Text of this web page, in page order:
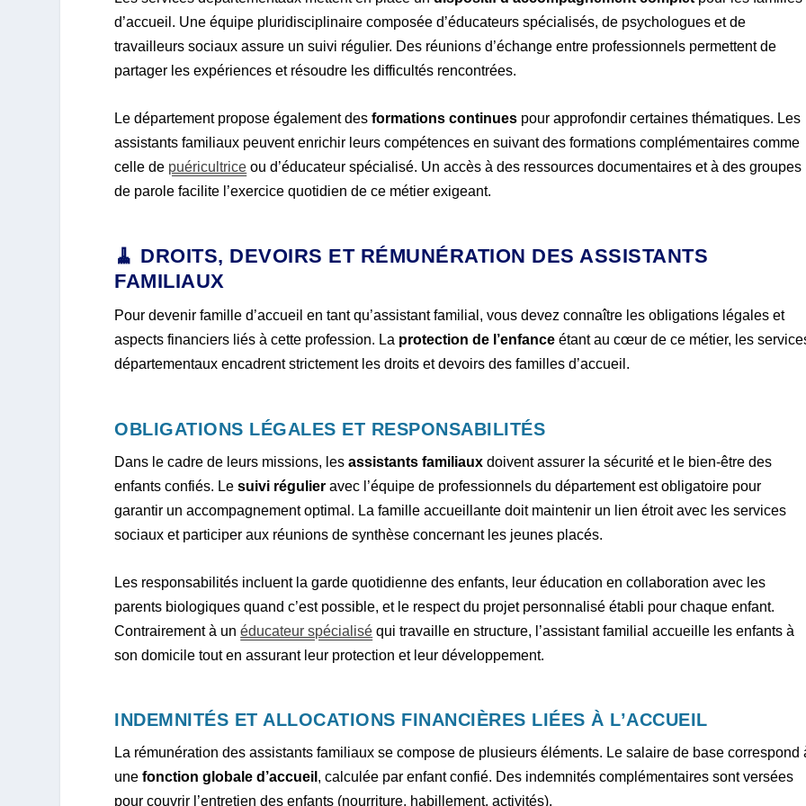
d’accueil. Une équipe pluridisciplinaire composée d’éducateurs spécialisés, de psychologues et de
travailleurs sociaux assure un suivi régulier. Des réunions d’échange entre professionnels permettent de
partager les expériences et résoudre les difficultés rencontrées.
Le département propose également desformations continues pour approfondir certaines thématiques. Les
assistants familiaux peuvent enrichir leurs compétences en suivant des formations complémentaires comme
celle de puéricultrice ou d’éducateur spécialisé. Un accès à des ressources documentaires et à des groupes
de parole facilite l’exercice quotidien de ce métier exigeant.
🧹 DROITS, DEVOIRS ET RÉMUNÉRATION DES ASSISTANTS
FAMILIAUX
Pour devenir famille d’accueil en tant qu’assistant familial, vous devez connaître les obligations légales et
aspects financiers liés à cette profession. La protection de l’enfance étant au cœur de ce métier, les
départementaux encadrent strictement les droits et devoirs des familles d’accueil.
OBLIGATIONS LÉGALES ET RESPONSABILITÉS
Dans le cadre de leurs missions, lesassistants familiaux doivent assurer la sécurité et le bien-être des
enfants confiés. Lesuivi régulier avec l’équipe de professionnels du département est obligatoire pour
garantir un accompagnement optimal. La famille accueillante doit maintenir un lien étroit avec les services
sociaux et participer aux réunions de synthèse concernant les jeunes placés.
Les responsabilités incluent la garde quotidienne des enfants, leur éducation en collaboration avec les
parents biologiques quand c’est possible, et le respect du projet personnalisé établi pour chaque enfant.
Contrairement à unéducateur spécialisé qui travaille en structure, l’assistant familial accueille les enfants à
son domicile tout en assurant leur protection et leur développement.
INDEMNITÉS ET ALLOCATIONS FINANCIÈRES LIÉES À L’ACCUEIL
La rémunération des assistants familiaux se compose de plusieurs éléments. Le salaire de base correspond
unefonction globale d’accueil , calculée par enfant confié. Des indemnités complémentaires sont versées
pour couvrir l’entretien des enfants (nourriture, habillement, activités).